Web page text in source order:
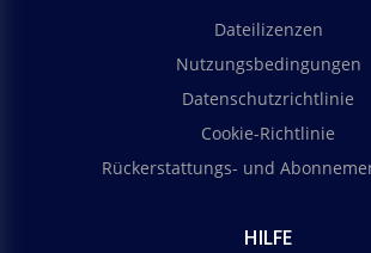
Dateilizenzen
Nutzungsbedingungen
Datenschutzrichtlinie
Cookie-Richtlinie
Rückerstattungs- und
HILFE